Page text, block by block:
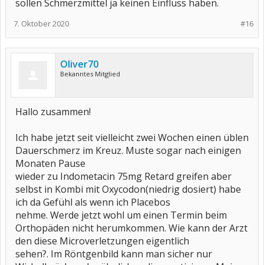
sollen Schmerzmittel ja keinen Einfluss haben.
#16
7. Oktober 2020
Oliver70
Bekanntes Mitglied
Hallo zusammen!
Ich habe jetzt seit vielleicht zwei Wochen einen üblen
Dauerschmerz im Kreuz. Muste sogar nach einigen
Monaten Pause
wieder zu Indometacin 75mg Retard greifen aber
selbst in Kombi mit Oxycodon(niedrig dosiert) habe
ich da Gefühl als wenn ich Placebos
nehme. Werde jetzt wohl um einen Termin beim
Orthopäden nicht herumkommen. Wie kann der Arzt
den diese Microverletzungen eigentlich
sehen?. Im Röntgenbild kann man sicher nur